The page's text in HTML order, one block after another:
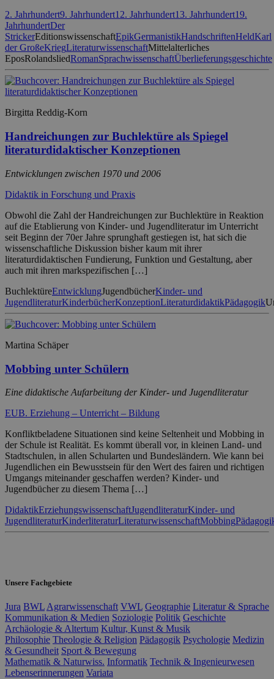
2. Jahrhundert9. Jahrhundert12. Jahrhundert13. Jahrhundert19.
JahrhundertDer
StrickerEditionswissenschaftEpikGermanistikHandschriftenHeldKarl
der GroßeKriegLiteraturwissenschaftMittelalterliches
EposRolandsliedRomanSprachwissenschaftÜberlieferungsgeschichte
Birgitta Reddig-Korn
Handreichungen zur Buchlektüre als Spiegel
literaturdidaktischer Konzeptionen
Entwicklungen zwischen 1970 und 2006
Didaktik in Forschung und Praxis
Obwohl die Zahl der Handreichungen zur Buchlektüre in Reaktion
auf die Etablierung von Kinder- und Jugendliteratur im Unterricht
seit Beginn der 70er Jahre sprunghaft gestiegen ist, hat sich die
wissenschaftliche Diskussion bisher kaum mit ihrer
literaturdidaktischen Fundierung, Funktion und Gestaltung, aber
auch mit ihren markspezifischen […]
BuchlektüreEntwicklungJugendbücherKinder- und
JugendliteraturKinderbücherKonzeptionLiteraturdidaktikPädagogik
Martina Schäper
Mobbing unter Schülern
Eine didaktische Aufarbeitung der Kinder- und Jugendliteratur
EUB. Erziehung – Unterricht – Bildung
Konfliktbeladene Situationen sind keine Seltenheit und Mobbing in
der Schule ist Realität. Es kommt überall vor, in kleinen Land- und
Stadtschulen, in allen Schularten und Bundesländern. Wie kann bei
Jugendlichen ein Bewusstsein für den Wert des fairen und richtigen
Umgangs miteinander geschaffen werden? Kinder- und
Jugendbücher zu diesem Thema […]
DidaktikErziehungswissenschaftJugendliteraturKinder- und
JugendliteraturKinderliteraturLiteraturwissenschaftMobbing
Unsere Fachgebiete
Jura BWLAgrarwissenschaft VWL Geographie Literatur & Sprache
Kommunikation & Medien Soziologie Politik Geschichte
Archäologie & Altertum Kultur, Kunst & Musik
Philosophie Theologie & Religion Pädagogik Psychologie Medizin
& Gesundheit Sport & Bewegung
Mathematik & Naturwiss. Informatik Technik & Ingenieurwesen
Lebenserinnerungen Variata